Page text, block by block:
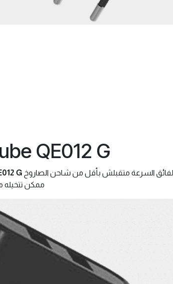
QE012 G
السرعة متقبلش بأقل من شاحن الصاروخ
ممكن تتخيله